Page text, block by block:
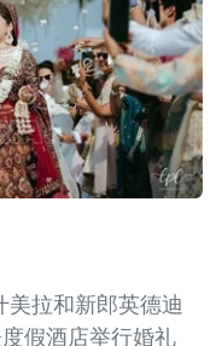
拉和新郎英德迪
度假酒店举行婚礼